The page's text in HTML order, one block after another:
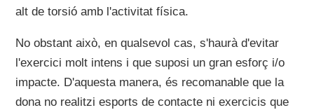
alt de torsió amb l'activitat física.
No obstant això, en qualsevol cas, s'haurà d'evitar
l'exercici molt intens i que suposi un gran esforç i/o
impacte. D'aquesta manera, és recomanable que la
dona no realitzi esports de contacte ni exercicis que